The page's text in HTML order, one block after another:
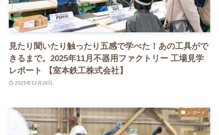
見たり聞いたり触ったり五感で学べた！あの工具がで
きるまで。2025年11月不器用ファクトリー 工場見学
レポート 【室本鉄工株式会社】
2025年12月28日
レポート